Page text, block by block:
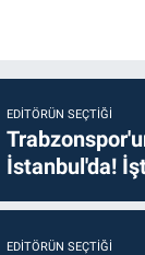
EDITÖRÜN SEÇTIĞI
İstanbul'da!
EDITÖRÜN SEÇTIĞI